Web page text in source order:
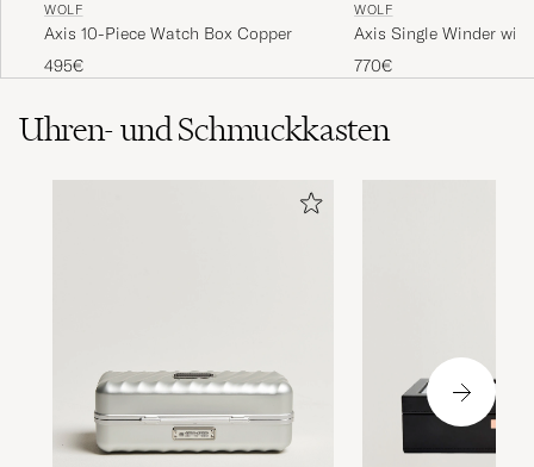
WOLF
Axis 10-Piece Watch Box Copper
495€
WOLF
Axis Single Winder
Copper
770€
Uhren- und Schmuckkasten